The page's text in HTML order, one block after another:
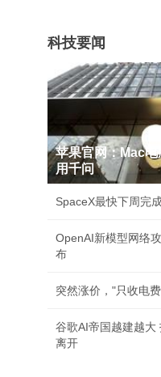
科技要闻
苹果官网：Mac
用千问
SpaceX最快下周完
OpenAI新模型网络
布
突然涨价，"只收电
谷歌AI帝国越建越大
离开